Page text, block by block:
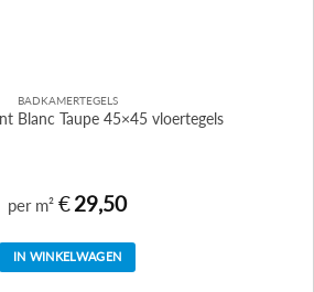
BADKAMERTEGELS
Blanc Taupe 45×45 vloertegels
per m² €29,50
IN WINKELWAGEN